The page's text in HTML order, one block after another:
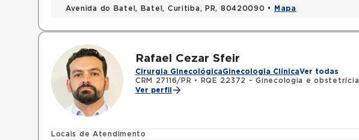
Avenida do Batel, Batel, Curitiba, PR, 80420090 • Mapa
Rafael Cezar Sfeir
Cirurgia GinecológicaGinecologia ClínicaVer todas
CRM 27116/PR •
RQE 22372 - Ginecologia e obstetrícia
Ver perfil
Locais de Atendimento